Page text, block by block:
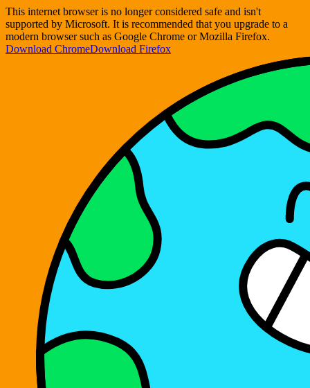
This internet browser is no longer considered safe and isn't
supported by Microsoft. It is recommended that you upgrade to a
modern browser such as Google Chrome or Mozilla Firefox.
Download ChromeDownload Firefox